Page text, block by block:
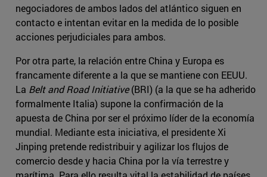
negociadores de ambos lados del atlántico siguen en
contacto e intentan evitar en la medida de lo posible
acciones perjudiciales para ambos.
Por otra parte, la relación entre China y Europa es
francamente diferente a la que se mantiene con EEUU.
La Belt and Road Initiative(BRI) (a la que se ha adherido
formalmente Italia) supone la confirmación de la
apuesta de China por ser el próximo líder de la economía
mundial. Mediante esta iniciativa, el presidente Xi
Jinping pretende redistribuir y agilizar los flujos de
comercio desde y hacia China por la vía terrestre y